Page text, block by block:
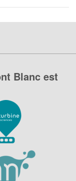
Blanc est